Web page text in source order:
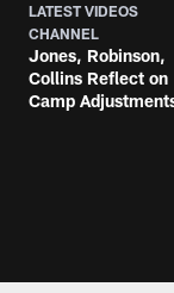
LATEST VIDEOS
CHANNEL
Jones, Robinson,
Collins Reflect on
Camp